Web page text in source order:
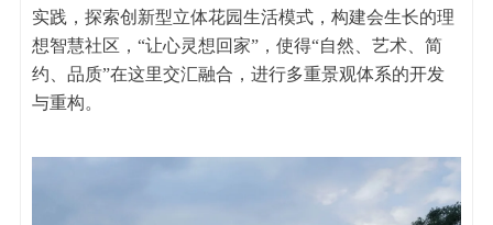
实践，探索创新型立体花园生活模式，构建会生长的理
想智慧社区，“让心灵想回家”，使得“自然、艺术、简
约、品质”在这里交汇融合，进行多重景观体系的开发
与重构。